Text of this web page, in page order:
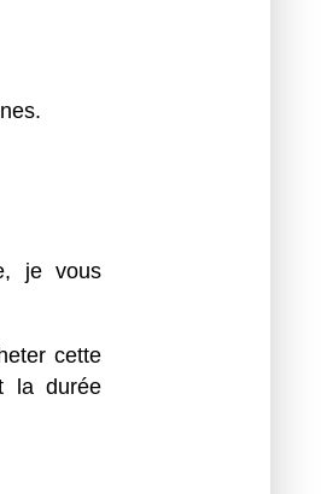
je vous
cette
la durée